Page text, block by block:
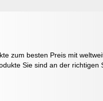
zum besten Preis mit
Sie sind an der richtigen